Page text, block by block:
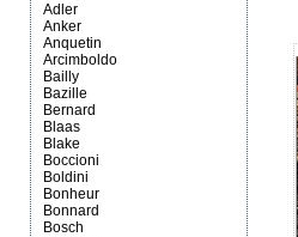
Adler
Anker
Anquetin
Arcimboldo
Bailly
Bazille
Bernard
Blaas
Blake
Boccioni
Boldini
Bonheur
Bonnard
Bosch